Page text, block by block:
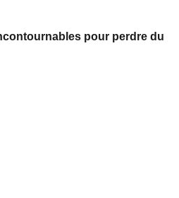
pour perdre du